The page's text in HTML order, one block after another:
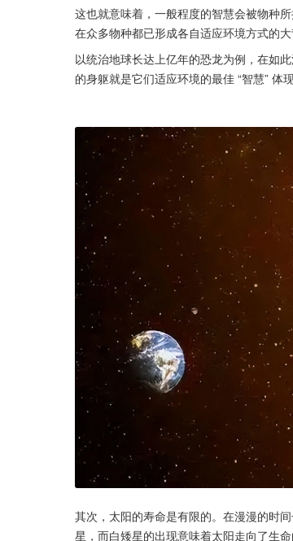
这也就意味着，一般程度的智慧会被物种
在众多物种都已形成各自适应环境方式的
以统治地球长达上亿年的恐龙为例，在如
的身躯就是它们适应环境的最佳 “智慧” 体现
其次，太阳的寿命是有限的。在漫漫的时
星，而白矮星的出现意味着太阳走向了生